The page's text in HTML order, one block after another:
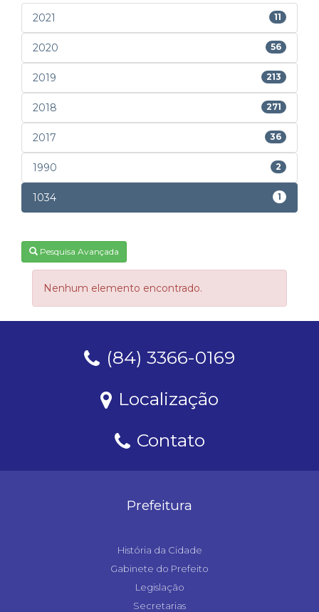
2021 11
2020 56
2019 213
2018 271
2017 36
1990 2
1034 1
Pesquisa Avançada
Nenhum elemento encontrado.
(84) 3366-0169
Localização
Contato
Prefeitura
História da Cidade
Gabinete do Prefeito
Legislação
Secretarias